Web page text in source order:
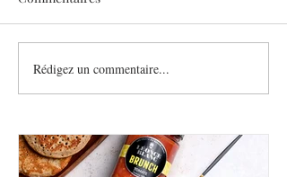
Rédigez un commentaire...